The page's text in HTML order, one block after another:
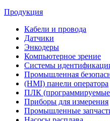
Продукция
Кабели и провода
Датчики
Энкодеры
Компьютерное зрение
Системы
Промышленная
(HMI) панели оператора
ПЛК (программируемые
Приборы для измерения
Промышленные